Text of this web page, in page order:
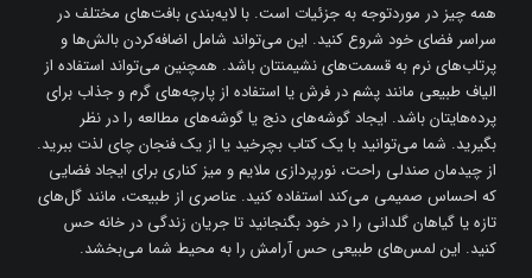
همه چیز در موردتوجه به جزئیات است. با لایه‌بندی بافت‌های مختلف در
سراسر فضای خود شروع کنید. این می‌تواند شامل اضافه‌کردن بالش‌ها و
پرتاب‌های نرم به قسمت‌های نشیمنتان باشد. همچنین می‌تواند استفاده از
الیاف طبیعی مانند پشم در فرش یا استفاده از پارچه‌های گرم و جذاب برای
پرده‌هایتان باشد. ایجاد گوشه‌های دنج یا گوشه‌های مطالعه را در نظر
بگیرید. شما می‌توانید با یک کتاب بچرخید یا از یک فنجان چای لذت ببرید.
از چیدمان صندلی راحت، نورپردازی ملایم و میز کناری برای ایجاد فضایی
که احساس صمیمی می‌کند استفاده کنید. عناصری از طبیعت، مانند گل‌های
تازه یا گیاهان گلدانی را در خود بگنجانید تا جریان زندگی در خانه حس
کنید. این لمس‌های طبیعی حس آرامش را به محیط شما می‌بخشد.